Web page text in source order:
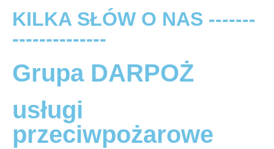
KILKA SŁÓW O NAS -------
--------------
Grupa DARPOŻ
usługi
przeciwpożarowe